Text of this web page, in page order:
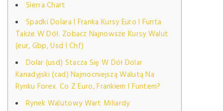
Sierra Chart
Spadki Dolara I Franka Kursy Euro I Funta
Także W Dół. Zobacz Najnowsze Kursy Walut
(eur, Gbp, Usd I Chf)
Dolar (usd) Stacza Się W Dół Dolar
Kanadyjski (cad) Najmocniejszą Walutą Na
Rynku Forex. Co Z Euro, Frankiem I Funtem?
Rynek Walutowy Wart Miliardy